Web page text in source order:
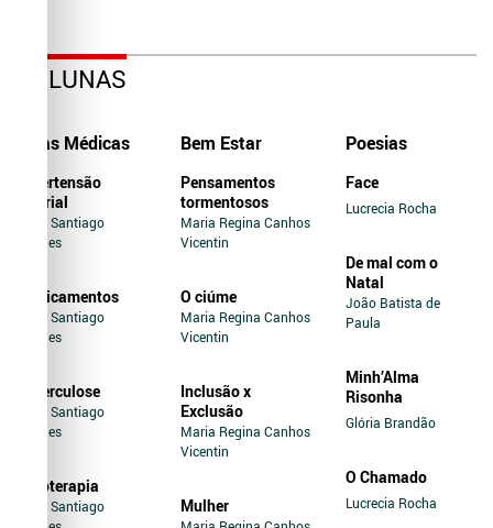
COLUNAS
Dicas Médicas
Hipertensão
Arterial
Jairo Santiago
Novaes
Medicamentos
Jairo Santiago
Novaes
Tuberculose
Jairo Santiago
Novaes
Soroterapia
Jairo Santiago
Bem Estar
Pensamentos
tormentosos
Maria Regina Canhos
Vicentin
O ciúme
Maria Regina Canhos
Vicentin
Inclusão x
Exclusão
Maria Regina Canhos
Vicentin
Mulher
Poesias
Face
Lucrecia Rocha
De mal com o
Natal
João Batista de
Paula
Minh’Alma
Risonha
Glória Brandão
O Chamado
Lucrecia Rocha